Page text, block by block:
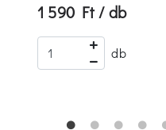
1 590 Ft / db
db